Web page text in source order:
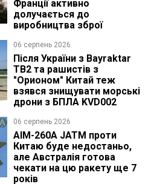
Франції активно
долучається до
виробництва зброї
06 серпень 2026
Після України з Bayraktar
TB2 та рашистів з
"Орионом" Китай теж
взявся знищувати морські
дрони з БПЛА KVD002
06 серпень 2026
AIM-260A JATM проти
Китаю буде недостаньо,
але Австралія готова
чекати на цю ракету ще 7
років